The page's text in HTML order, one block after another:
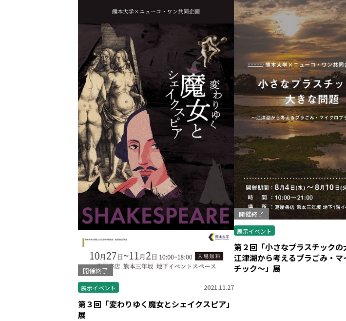
開催終了
展示イベント 2021.11.27
第３回「変わりゆく魔女とシェイクスピア」
展
開催終了
展示イベント
第２回「小さなプラスチック
江津湖から考えるプラごみ・マ
チック～」展
ホーム
Kumadai Now（熊
熊大タイ
熊大チャ
まちなかキ
熊大通